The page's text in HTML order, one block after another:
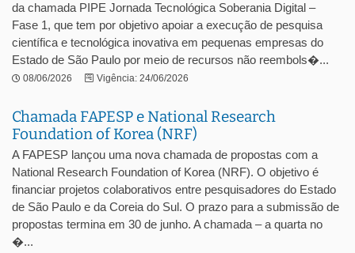
da chamada PIPE Jornada Tecnológica Soberania Digital –
Fase 1, que tem por objetivo apoiar a execução de pesquisa
científica e tecnológica inovativa em pequenas empresas do
Estado de São Paulo por meio de recursos não reembols�...
08/06/2026 Vigência: 24/06/2026
Chamada FAPESP e National Research
Foundation of Korea (NRF)
A FAPESP lançou uma nova chamada de propostas com a
National Research Foundation of Korea (NRF). O objetivo é
financiar projetos colaborativos entre pesquisadores do Estado
de São Paulo e da Coreia do Sul. O prazo para a submissão de
propostas termina em 30 de junho. A chamada – a quarta no
�...